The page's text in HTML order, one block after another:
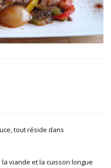
tout réside dans
viande et la cuisson longue